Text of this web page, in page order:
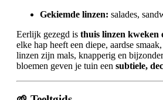
Gekiemde linzen: salades,
Eerlijk gezegd is thuis linzen kweken
elke hap heeft een diepe, aardse
linzen zijn mals, knapperig en
bloemen geven je tuin een subtiele,